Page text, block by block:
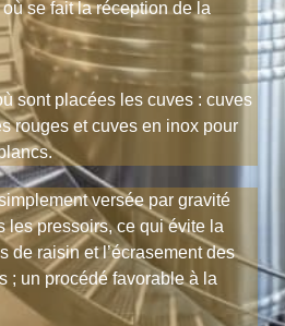
se fait la réception de la
sont placées les cuves : cuves
rouges et cuves en inox pour
versée par gravité
les pressoirs, ce qui évite la
de raisin et l’écrasement des
; un procédé favorable à la